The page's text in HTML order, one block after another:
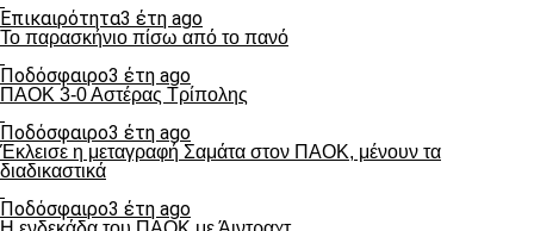
Επικαιρότητα3 έτη ago
Το παρασκήνιο πίσω από το πανό
Ποδόσφαιρο3 έτη ago
ΠΑΟΚ 3-0 Αστέρας Τρίπολης
Ποδόσφαιρο3 έτη ago
Έκλεισε η μεταγραφή Σαμάτα στον ΠΑΟΚ, μένουν τα
διαδικαστικά
Ποδόσφαιρο3 έτη ago